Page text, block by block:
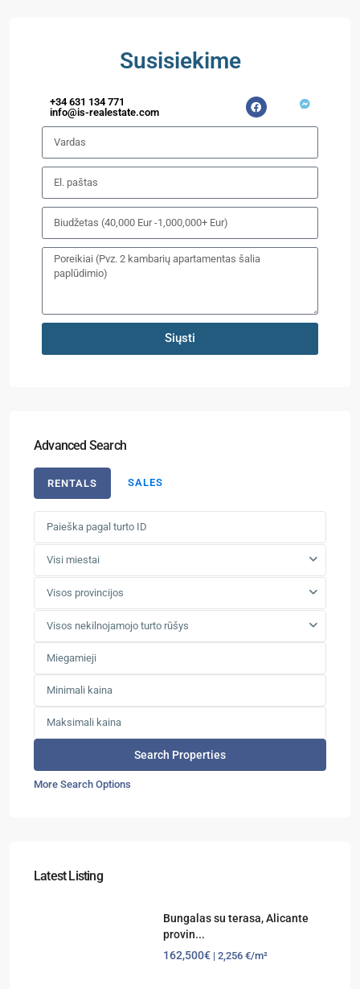
Susisiekime
+34 631 134 771
info@is-realestate.com
Siųsti
Advanced Search
RENTALS SALES
Visi miestai
Visos provincijos
Visos nekilnojamojo turto rūšys
More Search Options
Latest Listing
Bungalas su terasa, Alicante
provin...
162,500€ | 2,256 €/m²